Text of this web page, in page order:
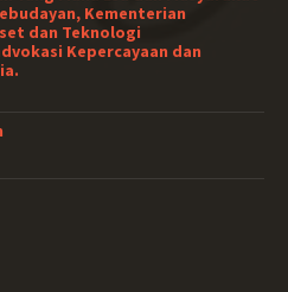
Kementerian
dan Teknologi
Kepercayaan dan